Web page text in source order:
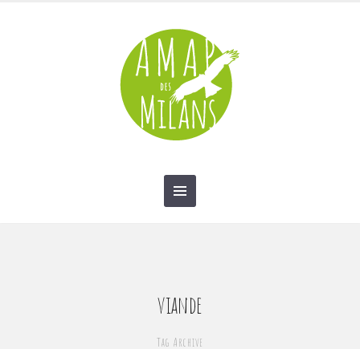
contact@amap-des-milans.fr
viande
Tag Archive